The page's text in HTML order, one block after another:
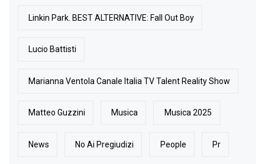
Linkin Park. BEST ALTERNATIVE: Fall Out Boy
Lucio Battisti
Marianna Ventola Canale Italia TV Talent Reality Show
Matteo Guzzini Musica Musica 2025
News No Ai Pregiudizi People Pr